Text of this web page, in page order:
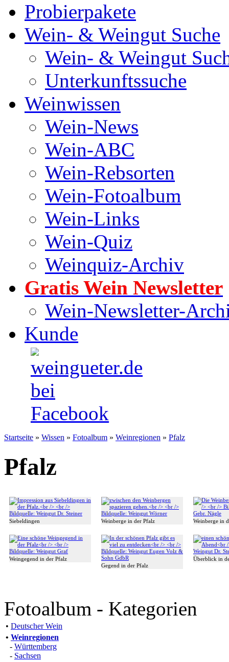
Probierpakete
Wein- & Weingut Suche
Wein- & Weingut
Unterkunftssuche
Weinwissen
Wein-News
Wein-ABC
Wein-Rebsorten
Wein-Fotoalbum
Wein-Links
Wein-Quiz
Weinquiz-Archiv
Gratis Wein Newsletter
Wein-Newsletter-
Kunde
Startseite » Wissen » Fotoalbum » Weinregionen » Pfalz
Pfalz
Siebeldingen Weinberge in der Pfalz Weinberge in
Weingegend in der Pfalz
Gegend in der Pfalz
Überblick in
Fotoalbum - Kategorien
• Deutscher Wein
• Weinregionen
- Württemberg
- Sachsen